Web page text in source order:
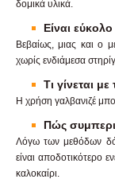
δομικά υλικά.
Είναι
Βεβαίως, μιας και ο
χωρίς ενδιάμεσα
Τι γίνεται
Η χρήση γαλβανιζέ
Πώς
Λόγω των μεθόδων
είναι αποδοτικότερο
καλοκαίρι.